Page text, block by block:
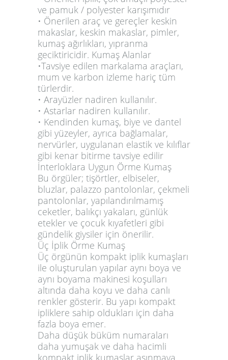
ve pamuk / polyester karışımıdır
• Önerilen araç ve gereçler keskin
makaslar, keskin makaslar, pimler,
kumaş ağırlıkları, yıpranma
geciktiricidir. Kumaş Alanlar
•Tavsiye edilen markalama araçları,
mum ve karbon izleme hariç tüm
türlerdir.
• Arayüzler nadiren kullanılır.
• Astarlar nadiren kullanılır.
• Kendinden kumaş, biye ve dantel
gibi yüzeyler, ayrıca bağlamalar,
nervürler, uygulanan elastik ve kılıflar
gibi kenar bitirme tavsiye edilir
İnterloklara Uygun Örme Kumaş
Bu örgüler; tişörtler, elbiseler,
bluzlar, palazzo pantolonlar, çekmeli
pantolonlar, yapılandırılmamış
ceketler, balıkçı yakaları, günlük
etekler ve çocuk kıyafetleri gibi
gündelik giysiler için önerilir.
Üç İplik Örme Kumaş
Üç örgünün kompakt iplik kumaşları
ile oluşturulan yapılar aynı boya ve
aynı boyama makinesi koşulları
altında daha koyu ve daha canlı
renkler gösterir. Bu yapı kompakt
ipliklere sahip oldukları için daha
fazla boya emer.
Daha düşük büküm numaraları
daha yumuşak ve daha hacimli
kompakt iplik kumaşlar aşınmaya